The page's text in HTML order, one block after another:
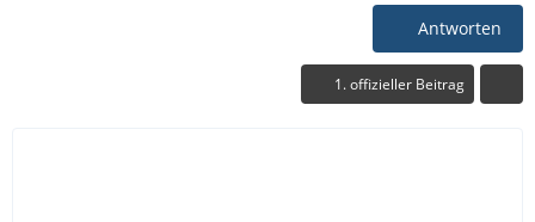
Antworten
1. offizieller Beitrag